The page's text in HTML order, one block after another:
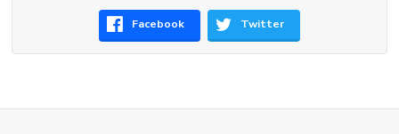
Facebook Twitter